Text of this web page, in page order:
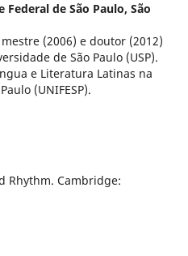
Federal de São Paulo, São
(2006) e doutor (2012)
de São Paulo (USP).
e Literatura Latinas na
(UNIFESP).
Rhythm. Cambridge: